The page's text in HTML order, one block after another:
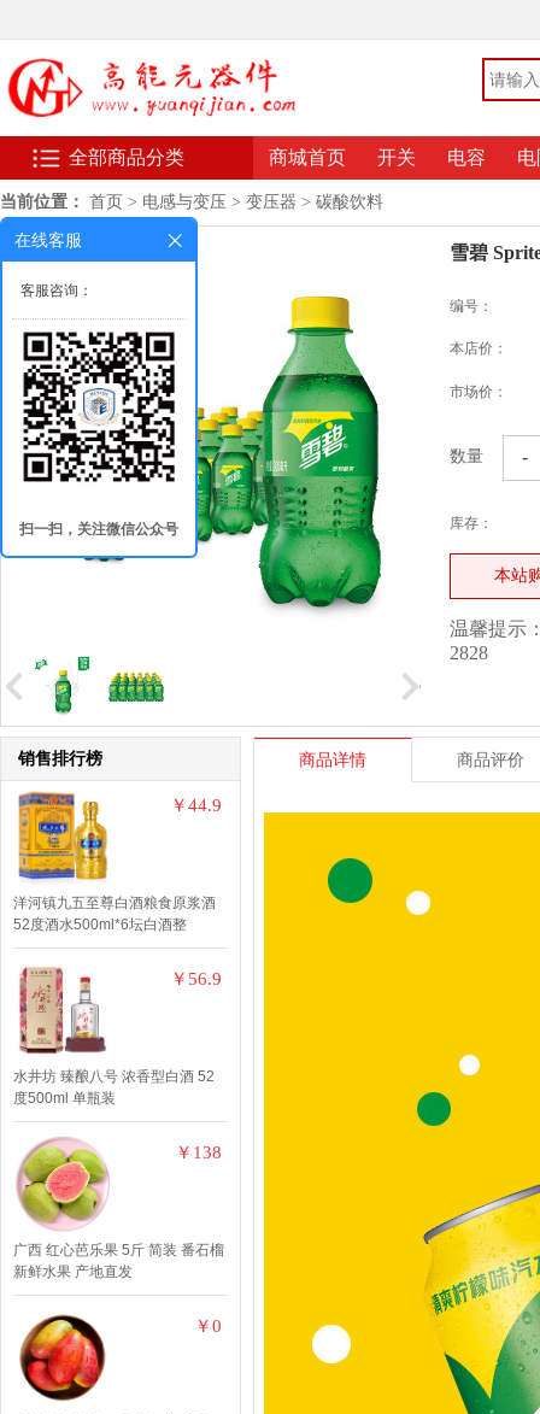
全部商品分类 商城首页 开关 电容
当前位置： 首页 > 电感与变压 > 变压器 > 碳酸饮料
雪碧
编号：
本店价：
市场价：
数量 -
库存：
本站
温馨提示
2828
销售排行榜
￥44.9
洋河镇九五至尊白酒粮食原浆酒
52度酒水500ml*6坛白酒整
￥56.9
水井坊 臻酿八号 浓香型白酒 52
度500ml 单瓶装
￥138
广西 红心芭乐果 5斤 简装 番石榴
新鲜水果 产地直发
￥0
商品详情 商品评价
在线客服
客服咨询：
扫一扫，关注微信公众号